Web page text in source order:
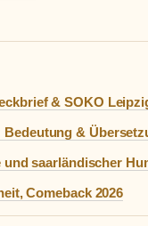
& SOKO
&
saarländischer
Comeback 2026